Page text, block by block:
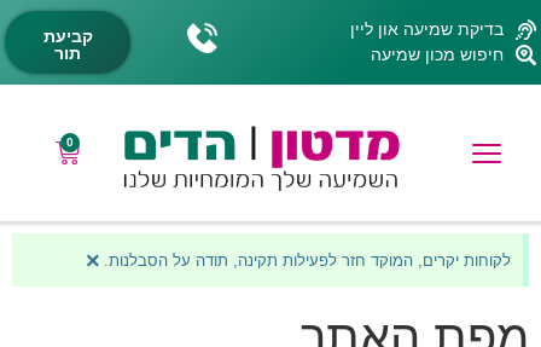
בדיקת שמיעה און ליין
חיפוש מכון שמיעה
קביעת
תור
0
לקוחות יקרים, המוקד חזר לפעילות תקינה, תודה על הסבלנות. ×